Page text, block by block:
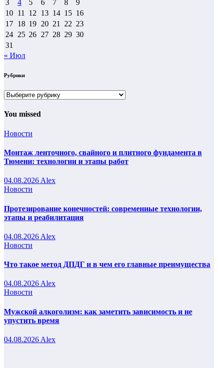
3
4 5 6 7 8
9
10 11 12 13 14 15 16
17 18 19 20 21 22 23
24 25 26 27 28 29 30
31
« Июл
Рубрики
Рубрики
You missed
Новости
Монтаж ленточного, свайного и плитного фундамента в
Тюмени: технологии и этапы работ
04.08.2026 Alex
Новости
Протезирование конечностей: современные технологии,
этапы и реабилитация
04.08.2026 Alex
Новости
Что такое метод ДПДГ и в чем его главные преимущества
04.08.2026 Alex
Новости
Мужской алкоголизм: как заметить зависимость и не
упустить время
04.08.2026 Alex